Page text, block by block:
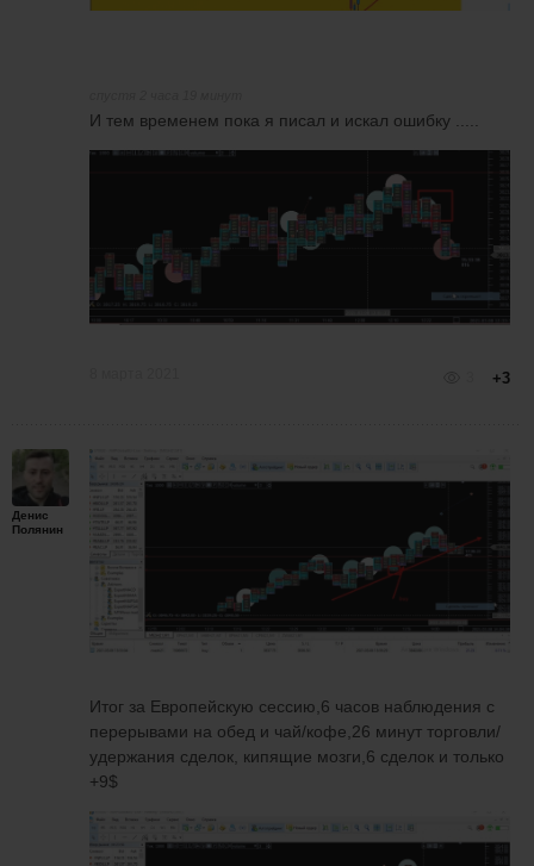
И тем временем пока я писал и искал ошибку .....
+3
Денис
Полянин
Итог за Европейскую сессию,6 часов наблюдения с
перерывами на обед и чай/кофе,26 минут торговли/
удержания сделок, кипящие мозги,6 сделок и только
+9$